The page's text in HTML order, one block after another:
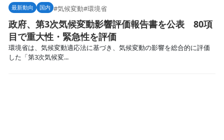
最新動向 国内 #気候変動#環境省
政府、第3次気候変動影響評価報告書を公表 80項
目で重大性・緊急性を評価
環境省は、気候変動適応法に基づき、気候変動の影響を総合的に評価
した「第3次気候変...